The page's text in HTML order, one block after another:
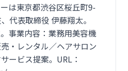
は東京都渋谷区桜丘町9-
代表取締役 伊藤翔太。
事業内容：業務用美容機
・レンタル／ヘアサロン
ービス提案。URL：